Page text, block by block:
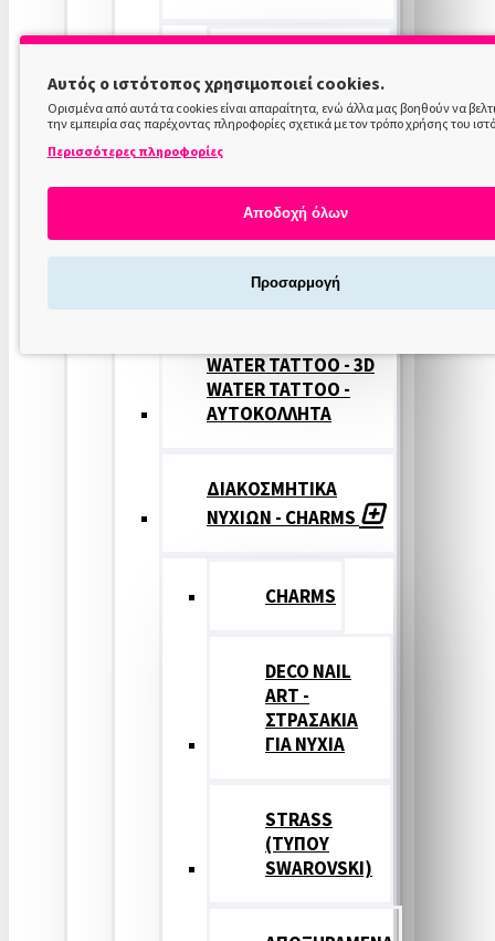
COLOR
ΝΥΧΙΩΝ
ΣΦΡΑΓΙΔΕΣ
ΝΥΧΙΩΝ
WATER TATTOO - 3D
WATER TATTOO -
ΑΥΤΟΚΟΛΛΗΤΑ
ΔΙΑΚΟΣΜΗΤΙΚΑ
ΝΥΧΙΩΝ - CHARMS
CHARMS
DECO NAIL
ART -
ΣΤΡΑΣΑΚΙΑ
ΓΙΑ ΝΥΧΙΑ
STRASS
(ΤΥΠΟΥ
SWAROVSKI)
Αυτός ο ιστότοπος χρησιμοποιεί cookies.
Ορισμένα από αυτά τα cookies είναι απαραίτητα, ενώ άλλα μας βοηθούν να
την εμπειρία σας παρέχοντας πληροφορίες σχετικά με τον τρόπο χρήσης του
Περισσότερες πληροφορίες
Αποδοχή όλων
Προσαρμογή